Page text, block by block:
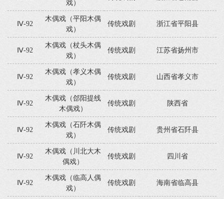
戏）
Ⅳ-92
木偶戏（平阳木偶
戏）
传统戏剧 浙江省平阳县
Ⅳ-92
木偶戏（杖头木偶
戏）
传统戏剧 江苏省扬州市
Ⅳ-92
木偶戏（孝义木偶
戏）
传统戏剧 山西省孝义市
Ⅳ-92
木偶戏（郃阳提线
木偶戏）
传统戏剧 陕西省
Ⅳ-92
木偶戏（石阡木偶
戏）
传统戏剧 贵州省石阡县
Ⅳ-92
木偶戏（川北大木
偶戏）
传统戏剧 四川省
Ⅳ-92
木偶戏（临高人偶
戏）
传统戏剧 海南省临高县